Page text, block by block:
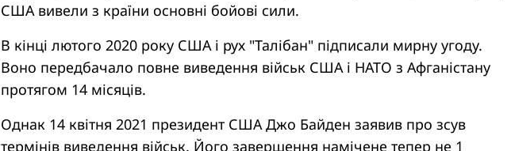
США вивели з країни основні бойові сили.
В кінці лютого 2020 року США і рух "Талібан" підписали мирну угоду.
Воно передбачало повне виведення військ США і НАТО з Афганістану
протягом 14 місяців.
Однак 14 квітня 2021 президент США Джо Байден заявив про зсув
термінів виведення військ. Його завершення намічене тепер не 1